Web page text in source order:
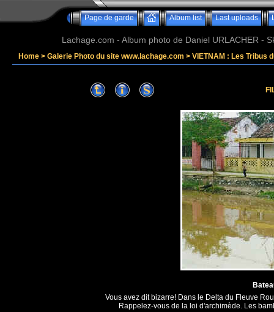
Page de garde Album list Last uploads
Lachage.com - Album photo de Daniel URLACHER -
Home > Galerie Photo du site www.lachage.com > VIETNAM : Les Tribus
Vous avez dit bizarre! Dans le Delta du Fleuve
Rappelez-vous de la loi d'archimède. Les